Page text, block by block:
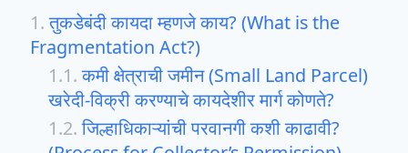
तुकडेबंदी कायदा म्हणजे काय? (What is the
Fragmentation Act?)
कमी क्षेत्राची जमीन (Small Land Parcel)
खरेदी-विक्री करण्याचे कायदेशीर मार्ग कोणते?
जिल्हाधिकाऱ्यांची परवानगी कशी काढावी?